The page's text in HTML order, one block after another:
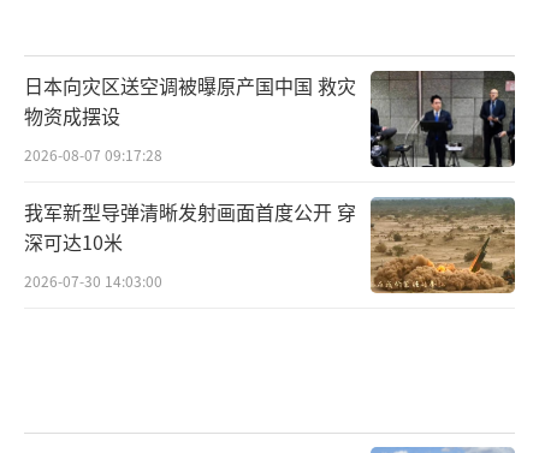
日本向灾区送空调被曝原产国中国 救灾
物资成摆设
2026-08-07 09:17:28
我军新型导弹清晰发射画面首度公开 穿
深可达10米
2026-07-30 14:03:00